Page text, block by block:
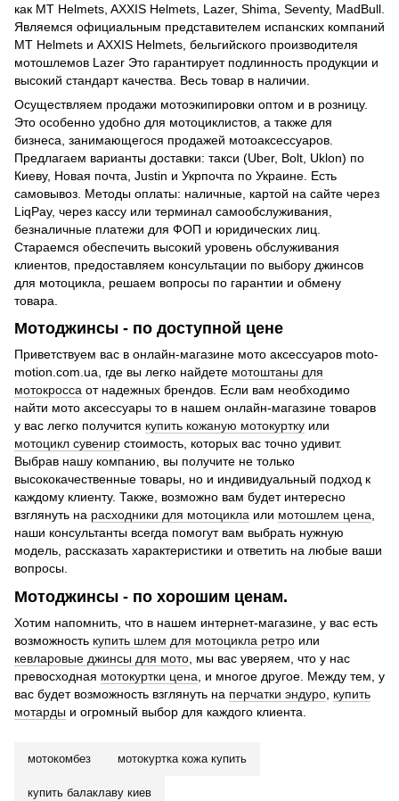
как MT Helmets, AXXIS Helmets, Lazer, Shima, Seventy, MadBull.
Являемся официальным представителем испанских компаний
MT Helmets и AXXIS Helmets, бельгийского производителя
мотошлемов Lazer Это гарантирует подлинность продукции и
высокий стандарт качества. Весь товар в наличии.
Осуществляем продажи мотоэкипировки оптом и в розницу.
Это особенно удобно для мотоциклистов, а также для
бизнеса, занимающегося продажей мотоаксессуаров.
Предлагаем варианты доставки: такси (Uber, Bolt, Uklon) по
Киеву, Новая почта, Justin и Укрпочта по Украине. Есть
самовывоз. Методы оплаты: наличные, картой на сайте через
LiqPay, через кассу или терминал самообслуживания,
безналичные платежи для ФОП и юридических лиц.
Стараемся обеспечить высокий уровень обслуживания
клиентов, предоставляем консультации по выбору джинсов
для мотоцикла , решаем вопросы по гарантии и обмену
товара.
Мотоджинсы - по доступной цене
Приветствуем вас в онлайн-магазине мото аксессуаров moto-
motion.com.ua, где вы легко найдете мотоштаны для
мотокросса от надежных брендов. Если вам необходимо
найти мото аксессуары то в нашем онлайн-магазине товаров
у вас легко получится купить кожаную мотокуртку или
мотоцикл сувенир стоимость, которых вас точно удивит.
Выбрав нашу компанию, вы получите не только
высококачественные товары, но и индивидуальный подход к
каждому клиенту. Также, возможно вам будет интересно
взглянуть на расходники для мотоцикла или мотошлем цена,
наши консультанты всегда помогут вам выбрать нужную
модель, рассказать характеристики и ответить на любые ваши
вопросы.
Мотоджинсы - по хорошим ценам.
Хотим напомнить, что в нашем интернет-магазине, у вас есть
возможность купить шлем для мотоцикла ретро или
кевларовые джинсы для мото , мы вас уверяем, что у нас
превосходная мотокуртки цена , и многое другое. Между тем, у
вас будет возможность взглянуть на перчатки эндуро купить
мотарды и огромный выбор для каждого клиента.
мотокомбез мотокуртка кожа купить
купить балаклаву киев